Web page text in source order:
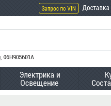
Запрос по VIN Доставка
06H905601A
Электрика и
Освещение